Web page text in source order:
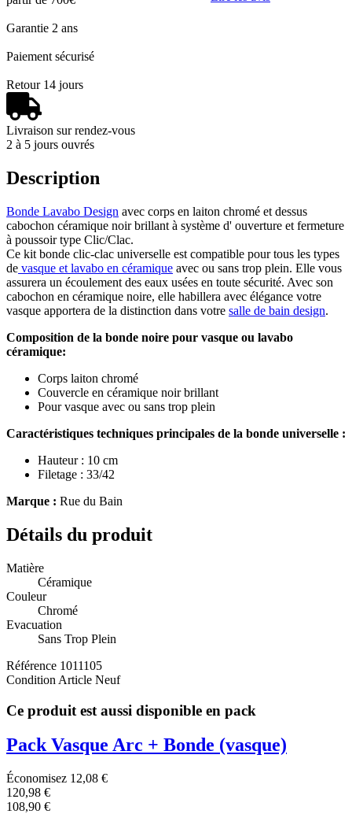
Garantie 2 ans
Paiement sécurisé
Retour 14 jours
Livraison sur rendez-vous
2 à 5 jours ouvrés
Description
Bonde Lavabo Design avec corps en laiton chromé et dessus
cabochon céramique noir brillant à système d' ouverture et fermeture
à poussoir type Clic/Clac.
Ce kit bonde clic-clac universelle est compatible pour tous les types
de vasque et lavabo en céramique avec ou sans trop plein. Elle vous
assurera un écoulement des eaux usées en toute sécurité. Avec son
cabochon en céramique noire, elle habillera avec élégance votre
vasque apportera de la distinction dans votre salle de bain design.
Composition de la bonde noire pour vasque ou lavabo
céramique:
Corps laiton chromé
Couvercle en céramique noir brillant
Pour vasque avec ou sans trop plein
Caractéristiques techniques principales de la bonde universelle :
Hauteur : 10 cm
Filetage : 33/42
Marque : Rue du Bain
Détails du produit
Matière
Céramique
Couleur
Chromé
Evacuation
Sans Trop Plein
Référence 1011105
Condition Article Neuf
Ce produit est aussi disponible en pack
Pack Vasque Arc + Bonde (vasque)
Économisez 12,08 €
120,98 €
108,90 €